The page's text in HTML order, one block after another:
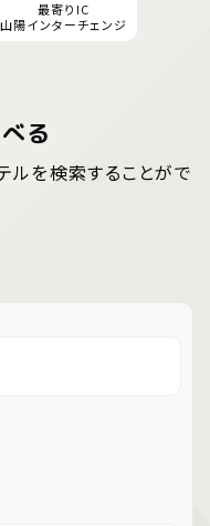
最寄りIC
山陽インターチェンジ
る
ルを検索することがで